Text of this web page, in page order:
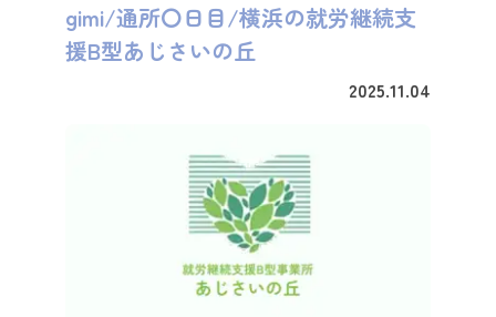
gimi/通所〇日目/横浜の就労継続支
援B型あじさいの丘
2025.11.04